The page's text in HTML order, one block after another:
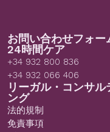
お問い合わせフォー
24時間ケア
+34 932 800 836
+34 932 066 406
リーガル・コンサル
ング
法的規制
免責事項